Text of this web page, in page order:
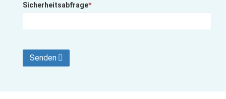
Sicherheitsabfrage*
Senden